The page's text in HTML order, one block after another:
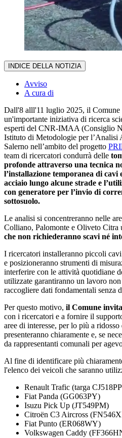
INDICE DELLA NOTIZIA
Avviso
A cura di
Dall'8 alll'11 luglio 2025, il Comune
un'importante iniziativa di ricerca
esperti del CNR-IMAA (Consiglio
Istituto di Metodologie per l’Analisi
Salerno nell’ambito del progetto
team di ricercatori condurrà delle
profonde attraverso una tecnica
l’installazione temporanea di
acciaio lungo alcune strade e
con generatore per l’invio di
sottosuolo.
Le analisi si concentreranno nelle
Colliano, Palomonte e Oliveto Citra
che non richiederanno scavi né
I ricercatori installeranno piccoli
e posizioneranno strumenti di
interferire con le attività quotidiane
utilizzate garantiranno un lavoro
raccogliere dati fondamentali senza
Per questo motivo, il Comune
con i ricercatori e a fornire il
aree di interesse, per lo più a
presenteranno chiaramente e, se
da rappresentanti comunali per
Al fine di identificare più
l'elenco dei veicoli che saranno
Renault Trafic (targa
Fiat Panda (GG063PY)
Isuzu Pick Up (JT549PM)
Citroën C3 Aircross
Fiat Punto (ER068WY)
Volkswagen Caddy